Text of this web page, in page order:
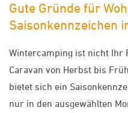
Gute Gründe für
Saisonkennzeichen
Wintercamping ist nicht Ihr
Caravan von Herbst bis
bietet sich ein
nur in den ausgewählten